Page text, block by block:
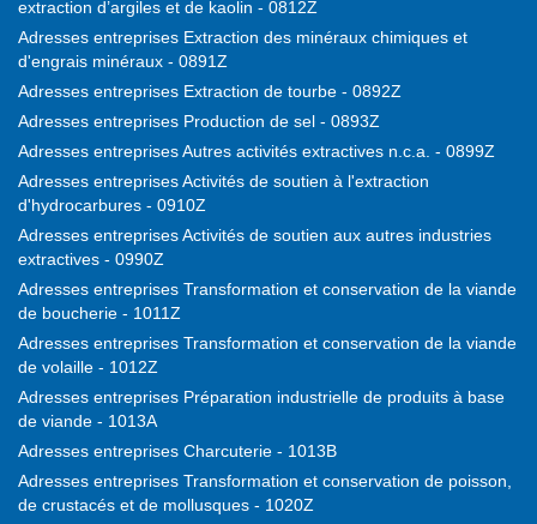
extraction d’argiles et de kaolin - 0812Z
Adresses entreprises Extraction des minéraux chimiques et
d'engrais minéraux - 0891Z
Adresses entreprises Extraction de tourbe - 0892Z
Adresses entreprises Production de sel - 0893Z
Adresses entreprises Autres activités extractives n.c.a. - 0899Z
Adresses entreprises Activités de soutien à l'extraction
d'hydrocarbures - 0910Z
Adresses entreprises Activités de soutien aux autres industries
extractives - 0990Z
Adresses entreprises Transformation et conservation de la viande
de boucherie - 1011Z
Adresses entreprises Transformation et conservation de la viande
de volaille - 1012Z
Adresses entreprises Préparation industrielle de produits à base
de viande - 1013A
Adresses entreprises Charcuterie - 1013B
Adresses entreprises Transformation et conservation de poisson,
de crustacés et de mollusques - 1020Z